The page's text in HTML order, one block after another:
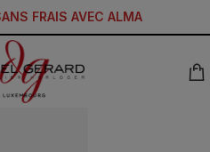
FRAIS AVEC ALMA